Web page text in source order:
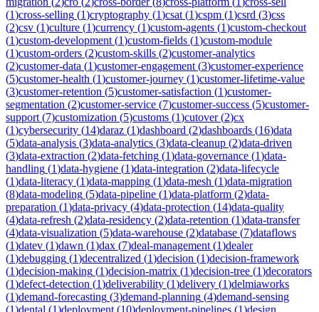
(1)cross-selling (1)cryptography (1)csat (1)cspm (1)csrd (3)css
(2)csv (1)culture (1)currency (1)custom-agents (1)custom-checkout
(1)custom-development (1)custom-fields (1)custom-module
(1)custom-orders (2)custom-skills (2)customer-analytics
(2)customer-data (1)customer-engagement (3)customer-experience
(5)customer-health (1)customer-journey (1)customer-lifetime-value
(3)customer-retention (5)customer-satisfaction (1)customer-
segmentation (2)customer-service (7)customer-success (5)customer-
support (7)customization (5)customs (1)cutover(2)cx
(1)cybersecurity (14)daraz (1)dashboard (2)dashboards (16)data
(5)data-analysis (3)data-analytics (3)data-cleanup (2)data-driven
(3)data-extraction (2)data-fetching (1)data-governance (1)data-
handling (1)data-hygiene (1)data-integration (2)data-lifecycle
(1)data-literacy (1)data-mapping (1)data-mesh (1)data-migration
(8)data-modeling (5)data-pipeline (1)data-platform (2)data-
preparation (1)data-privacy (4)data-protection (14)data-quality
(4)data-refresh (2)data-residency (2)data-retention (1)data-transfer
(4)data-visualization (5)data-warehouse (2)database (7)dataflows
(1)datev (1)dawn (1)dax (7)deal-management (1)dealer
(1)debugging (1)decentralized (1)decision (1)decision-framework
(1)decision-making (1)decision-matrix (1)decision-tree (1)decorators
(1)defect-detection (1)deliverability (1)delivery (1)delmiaworks
(1)demand-forecasting (3)demand-planning (4)demand-sensing
(1)dental (1)deployment (10)deployment-pipelines (1)design